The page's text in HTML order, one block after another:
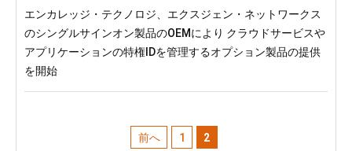
エンカレッジ・テクノロジ、エクスジェン・ネットワークス
のシングルサインオン製品のOEMにより クラウドサービスや
アプリケーションの特権IDを管理するオプション製品の提供
を開始
前へ 1 2